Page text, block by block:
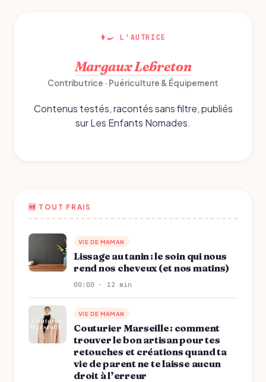
👩‍🍳 L'AUTRICE
Margaux Lebreton
Contributrice · Puériculture & Équipement
Contenus testés, racontés sans filtre, publiés
sur Les Enfants Nomades.
🆕 TOUT FRAIS
VIE DE MAMAN
Lissage au tanin : le soin qui nous
rend nos cheveux (et nos matins)
00:00 · 12 min
VIE DE MAMAN
Couturier Marseille : comment
trouver le bon artisan pour tes
retouches et créations quand ta
vie de parent ne te laisse aucun
droit à l’erreur